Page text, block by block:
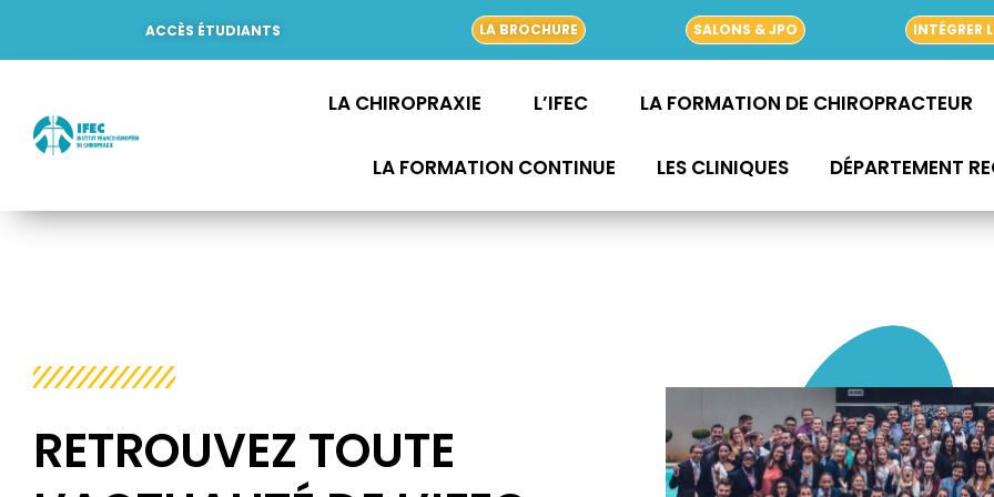
contenu
ACCÈS ÉTUDIANTS LA BROCHURE SALONS & JPO INTÉGRER
LA CHIROPRAXIE L’IFEC LA FORMATION DE CHIROPRACTEUR
LA FORMATION CONTINUE LES CLINIQUES DÉPARTEMENT
RETROUVEZ TOUTE